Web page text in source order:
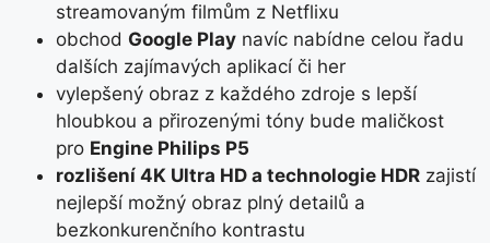
streamovaným filmům z Netflixu
obchod Google Play navíc nabídne celou řadu
dalších zajímavých aplikací či her
vylepšený obraz z každého zdroje s lepší
hloubkou a přirozenými tóny bude maličkost
pro Engine Philips P5
rozlišení 4K Ultra HD a technologie HDR zajistí
nejlepší možný obraz plný detailů a
bezkonkurenčního kontrastu